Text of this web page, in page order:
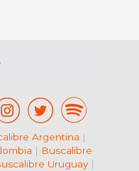
Argentina |
| Buscalibre
Uruguay|